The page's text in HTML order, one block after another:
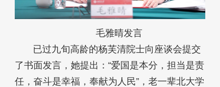
毛雅晴发言
已过九旬高龄的杨芙清院士向座谈会提交
了书面发言，她提出：“爱国是本分，担当是责
任，奋斗是幸福，奉献为人民”，老一辈北大学